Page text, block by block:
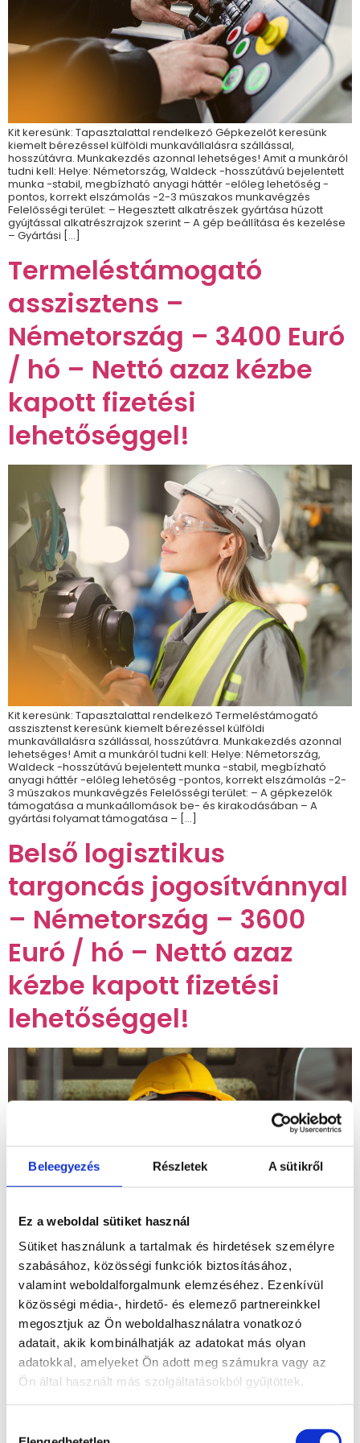
Beleegyezés Részletek A sütikről
Ez a weboldal sütiket használ
Sütiket használunk a tartalmak és hirdetések személyre
szabásához, közösségi funkciók biztosításához,
valamint weboldalforgalmunk elemzéséhez. Ezenkívül
közösségi média-, hirdető- és elemező partnereinkkel
megosztjuk az Ön weboldalhasználatra vonatkozó
adatait, akik kombinálhatják az adatokat más olyan
adatokkal, amelyeket Ön adott meg számukra vagy az
Ön által használt más szolgáltatásokból gyűjtöttek.
Kit keresünk: Tapasztalattal rendelkező Gépkezelőt keresünk
kiemelt bérezéssel külföldi munkavállalásra szállással,
hosszútávra. Munkakezdés azonnal lehetséges! Amit a munkáról
tudni kell: Helye: Németország, Waldeck -hosszútávú bejelentett
munka -stabil, megbízható anyagi háttér -előleg lehetőség -
pontos, korrekt elszámolás -2-3 műszakos munkavégzés
Felelősségi terület: – Hegesztett alkatrészek gyártása húzott
gyújtással alkatrészrajzok szerint – A gép beállítása és kezelése
– Gyártási […]
Termeléstámogató
asszisztens –
Németország – 3400 Euró
/ hó – Nettó azaz kézbe
kapott fizetési
lehetőséggel!
Kit keresünk: Tapasztalattal rendelkező Termeléstámogató
asszisztenst keresünk kiemelt bérezéssel külföldi
munkavállalásra szállással, hosszútávra. Munkakezdés azonnal
lehetséges! Amit a munkáról tudni kell: Helye: Németország,
Waldeck -hosszútávú bejelentett munka -stabil, megbízható
anyagi háttér -előleg lehetőség -pontos, korrekt elszámolás -2-
3 műszakos munkavégzés Felelősségi terület: – A gépkezelők
támogatása a munkaállomások be- és kirakodásában – A
gyártási folyamat támogatása – […]
Belső logisztikus
targoncás jogosítvánnyal
– Németország – 3600
Euró / hó – Nettó azaz
kézbe kapott fizetési
lehetőséggel!
Kit keresünk: Tapasztalattal és targonca jogosítvánnyal
rendelkező Belső logisztikust keresünk kiemelt bérezéssel külföldi
munkavállalásra szállással, hosszútávra. Munkakezdés azonnal
lehetséges! Amit a munkáról tudni kell: Helye: Németország,
Waldeck -hosszútávú bejelentett munka -stabil, megbízható
anyagi háttér -előleg lehetőség -pontos, korrekt elszámolás -2-
3 műszakos munkavégzés Felelősségi terület: – Belső szállítások
lebonyolítása ipari targoncával – Anyagok és előtermékek
időben […]